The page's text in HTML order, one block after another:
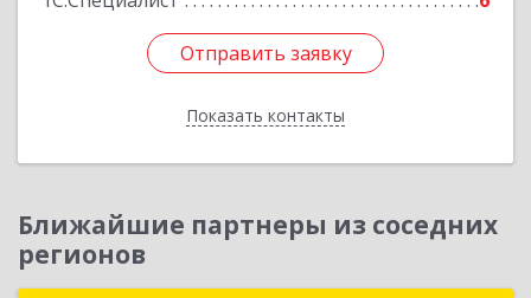
Отправить заявку
Показать контакты
Отправить заявку
Назад
Ближайшие партнеры из соседних
регионов